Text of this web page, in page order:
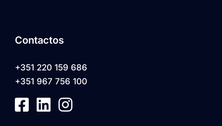
Contactos
+351 220 159 686
+351 967 756 100